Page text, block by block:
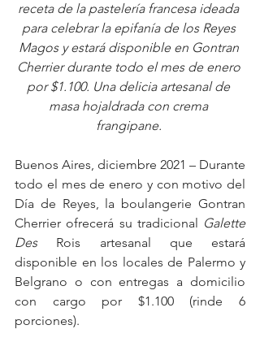
receta de la pastelería francesa ideada
para celebrar la epifanía de los Reyes
Magos y estará disponible en Gontran
Cherrier durante todo el mes de enero
por $1.100. Una delicia artesanal de
masa hojaldrada con crema
frangipane.
Buenos Aires, diciembre 2021 – Durante
todo el mes de enero y con motivo del
Día de Reyes, la boulangerie Gontran
Cherrier ofrecerá su tradicional
Galette
Des Rois artesanal que estará
disponible en los locales de Palermo y
Belgrano o con entregas a domicilio
con cargo por $1.100 (rinde 6
porciones).